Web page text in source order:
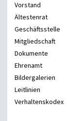
Vorstand
Ältestenrat
Geschäftsstelle
Mitgliedschaft
Dokumente
Ehrenamt
Bildergalerien
Leitlinien
Verhaltenskodex